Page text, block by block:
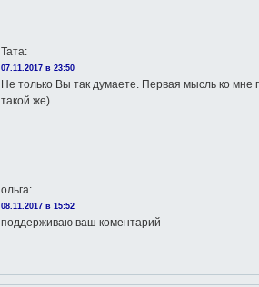
Taта:
07.11.2017 в 23:50
Не только Вы так думаете. Первая мысль ко
такой же)
ольга:
08.11.2017 в 15:52
поддерживаю ваш коментарий